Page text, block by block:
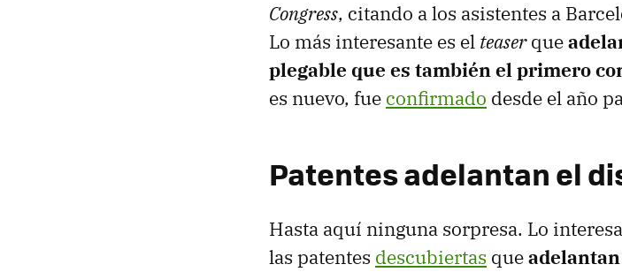
Congress, citando a los asistentes a
Lo más interesante es el teaserque
plegable que es también el primero
es nuevo, fue confirmado desde el año
Patentes adelantan el
Hasta aquí ninguna sorpresa. Lo
las patentes descubiertas que